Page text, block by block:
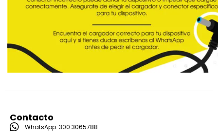
Contacto
WhatsApp: 300 3065788